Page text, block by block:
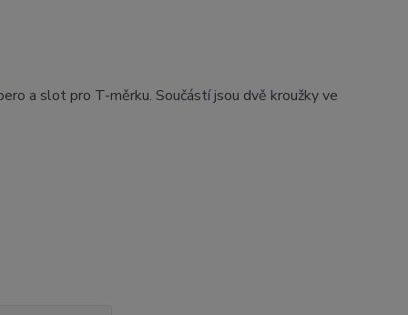
a slot pro T-měrku. Součástí jsou dvě kroužky ve